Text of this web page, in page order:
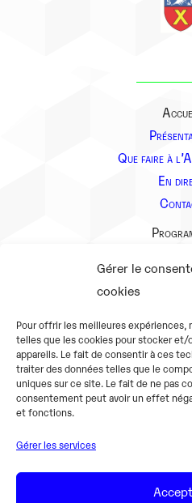
Gérer le
cookies
Pour offrir les meilleures
telles que les cookies pour stocker
appareils. Le fait de consentir à ces
traiter des données telles que le
uniques sur ce site. Le fait de ne pas
consentement peut avoir un effet
et fonctions.
Gérer les services
Que faire à
En
En
Tarifs et
Équipements